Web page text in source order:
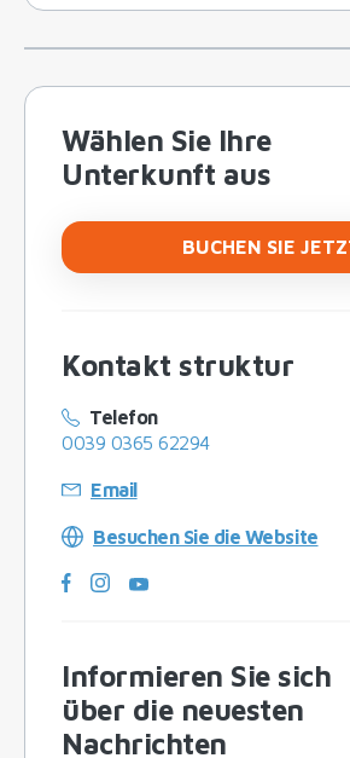
Wählen Sie Ihre
Unterkunft aus
BUCHEN SIE
Kontakt struktur
Telefon
0039 0365 62294
Email
Besuchen Sie die Website
Informieren Sie sich
über die neuesten
Nachrichten